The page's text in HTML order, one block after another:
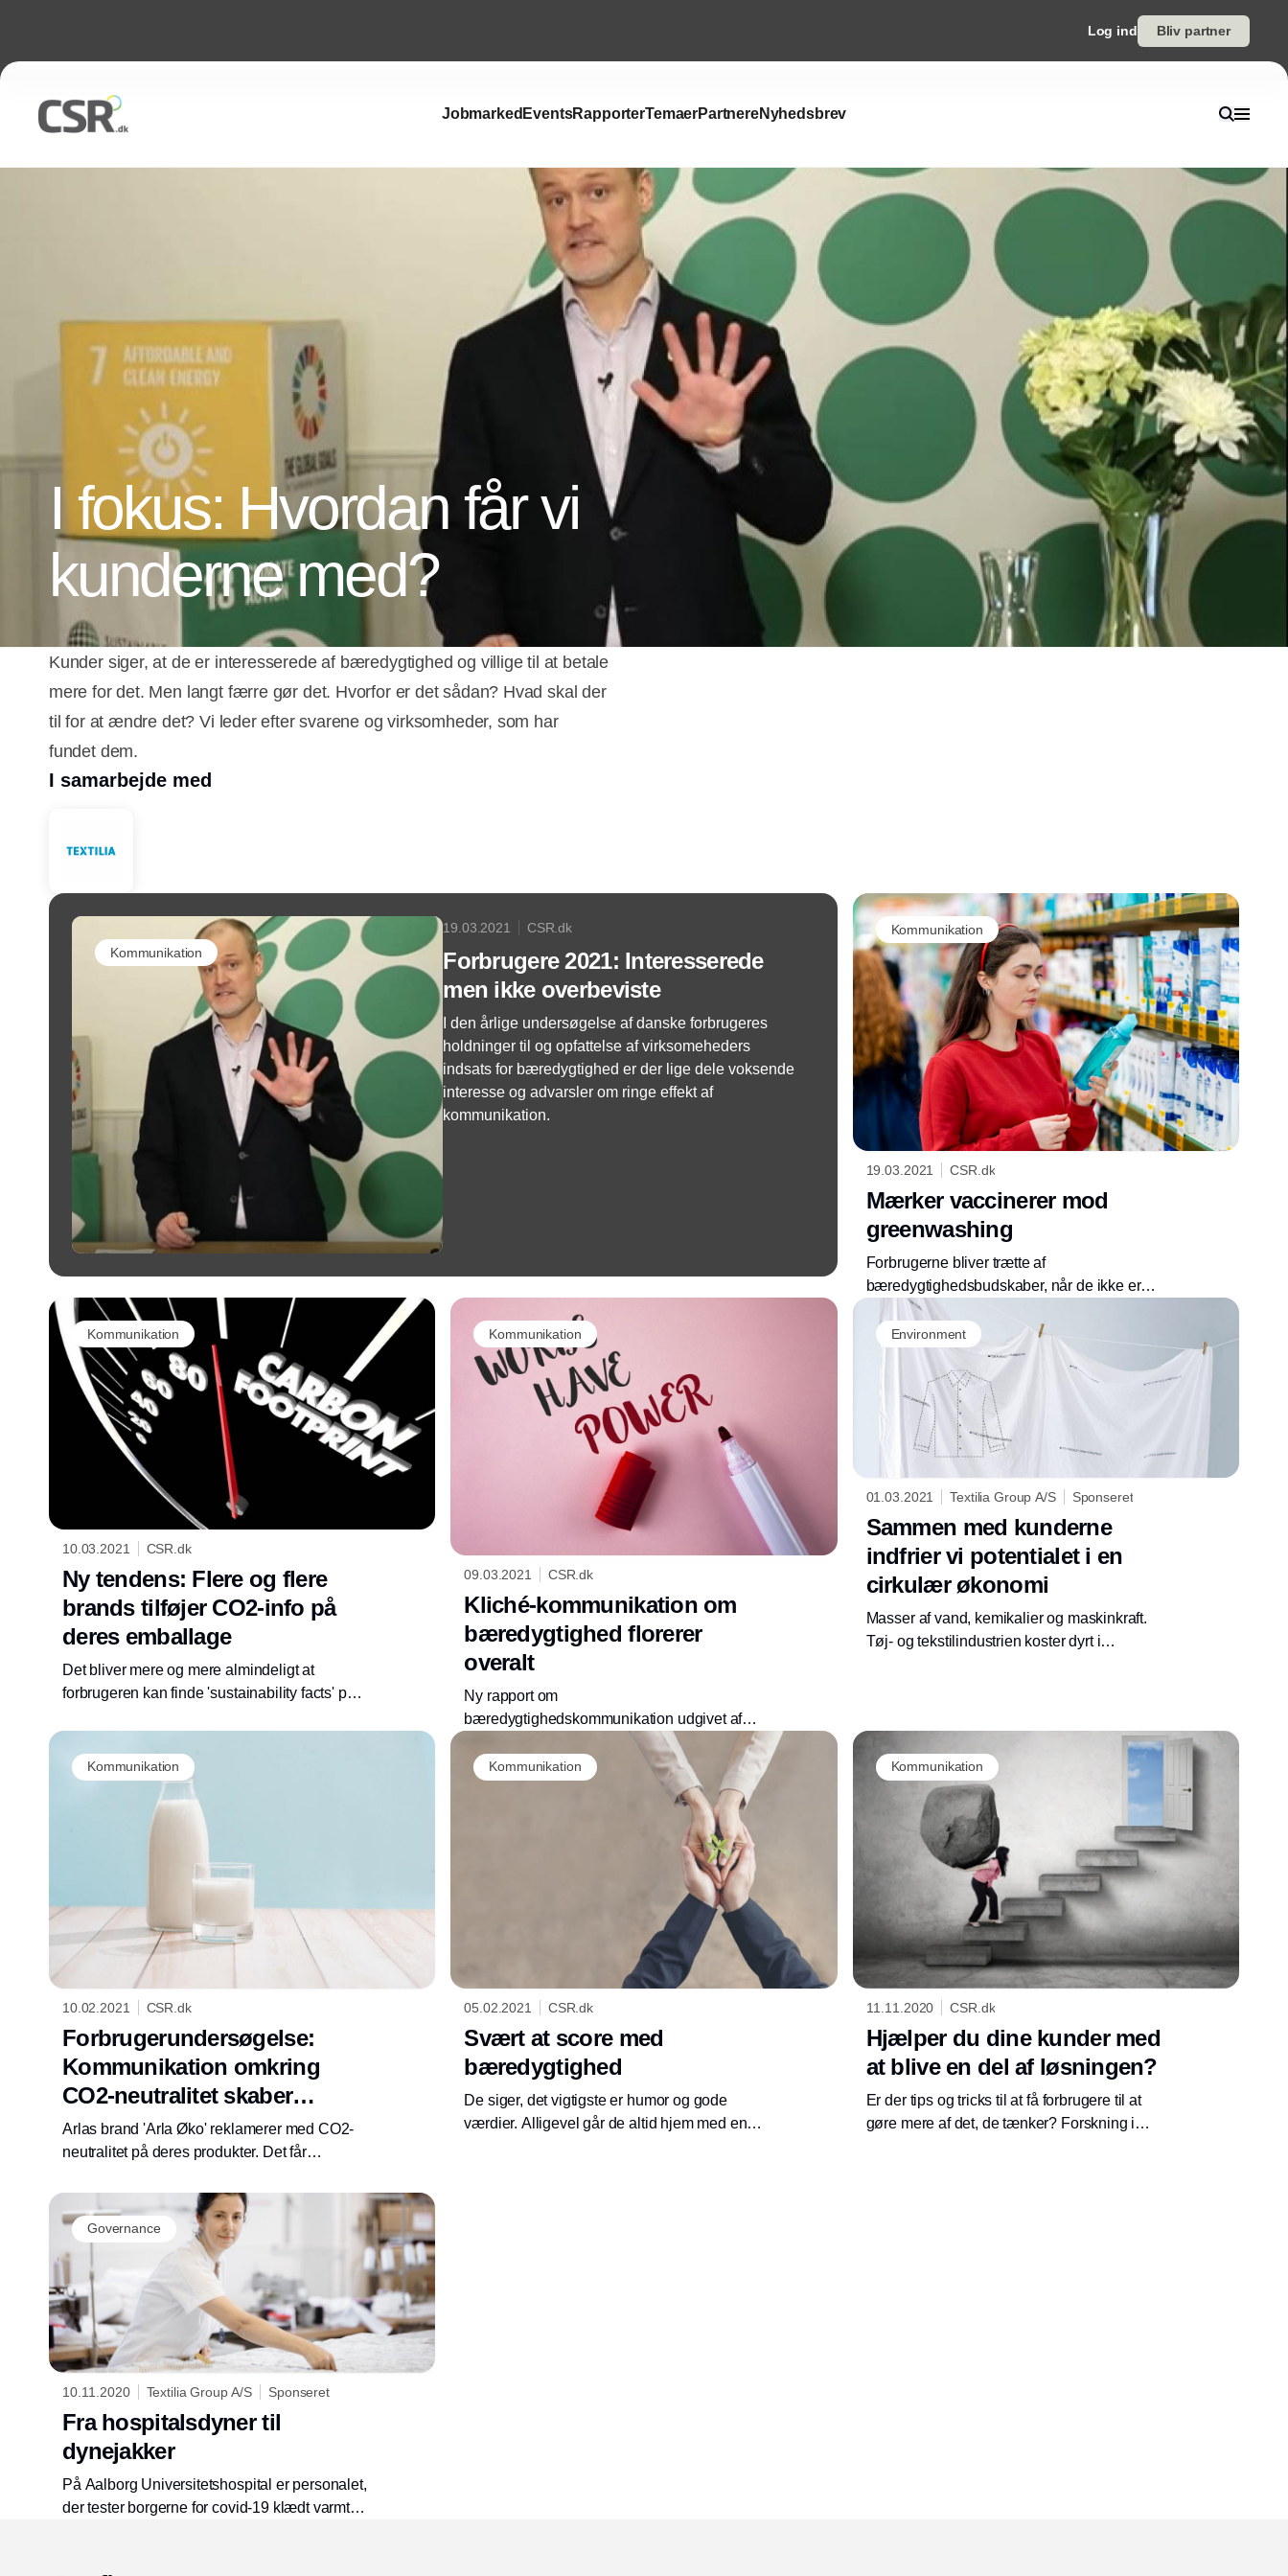
Log ind Bliv partner
Jobmarked EventsRapporterTemaerPartnereNyhedsbrev
I fokus: Hvordan får vi
kunderne med?
Kunder siger, at de er interesserede af bæredygtighed og villige til at betale
mere for det. Men langt færre gør det. Hvorfor er det sådan? Hvad skal der
til for at ændre det? Vi leder efter svarene og virksomheder, som har
fundet dem.
I samarbejde med
Kommunikation
19.03.2021 CSR.dk
Forbrugere 2021: Interesserede
men ikke overbeviste
I den årlige undersøgelse af danske forbrugeres
holdninger til og opfattelse af virksomeheders
indsats for bæredygtighed er der lige dele voksende
interesse og advarsler om ringe effekt af
kommunikation.
Kommunikation
19.03.2021 CSR.dk
Mærker vaccinerer mod
greenwashing
Forbrugerne bliver trætte af
bæredygtighedsbudskaber, når de ikke er
sikre på, at de kan tro på dem.
Mærkningsordninger kan hjælpe på tilliden.
Til gengæld bør de arbejde mere med at
dokumentere, at de skaber forandring.
Kommunikation
10.03.2021 CSR.dk
Ny tendens: Flere og flere
brands tilføjer CO2-info på
deres emballage
Det bliver mere og mere almindeligt at
forbrugeren kan finde 'sustainability facts' på
forventer at se denne slags information",
mener ekspert.
Kommunikation
09.03.2021 CSR.dk
Kliché-kommunikation om
bæredygtighed florerer
overalt
Ny rapport om
bæredygtighedskommunikation udgivet af
kommunikations-bureauet Radley Yeldar
viser, at langt størstedelen af alle
virksomheder benytter sig af standard-
Environment
01.03.2021 Textilia Group A/S Sponseret
Sammen med kunderne
indfrier vi potentialet i en
cirkulær økonomi
Masser af vand, kemikalier og maskinkraft.
Tøj- og tekstilindustrien koster dyrt i
kvalitetstekstiler, når de kan få et nyt og langt
liv?
Annonce
Kommunikation
10.02.2021 CSR.dk
Forbrugerundersøgelse:
Kommunikation omkring
CO2-neutralitet skaber
forvirring
Arlas brand 'Arla Øko' reklamerer med CO2-
neutralitet på deres produkter. Det får
flere af koncernens produkter, viser
undersøgelse.
Kommunikation
05.02.2021 CSR.dk
Svært at score med
bæredygtighed
De siger, det vigtigste er humor og gode
værdier. Alligevel går de altid hjem med en
Kommunikation
11.11.2020 CSR.dk
Hjælper du dine kunder med
at blive en del af løsningen?
Er der tips og tricks til at få forbrugere til at
gøre mere af det, de tænker? Forskning i
Governance
10.11.2020 Textilia Group A/S Sponseret
Fra hospitalsdyner til
dynejakker
På Aalborg Universitetshospital er personalet,
der tester borgerne for covid-19 klædt varmt